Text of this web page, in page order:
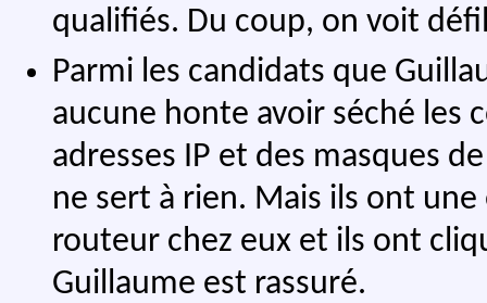
qualifiés. Du coup, on voit
Parmi les candidats que
aucune honte avoir séché les
adresses IP et des masques
ne sert à rien. Mais ils ont
routeur chez eux et ils ont
Guillaume est rassuré.